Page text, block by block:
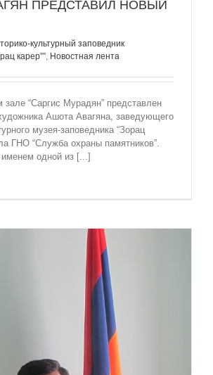
ПРЕДСТАВИЛ НОВЫЙ
культурный заповедник
карер””, Новостная лента
зале “Саргис Мурадян” представлен
Ашота Авагяна, заведующего
музея-заповедника “Зорац
ГНО “Служба охраны памятников”.
именем одной из [...]